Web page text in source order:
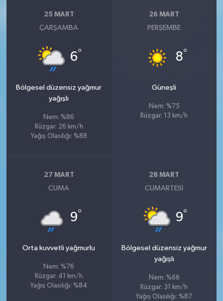
25 MART
ÇARŞAMBA
6°
Bölgesel düzensiz yağmur
yağışlı
Nem: %86
Rüzgar: 26 km/h
Yağış Olasılığı: %88
26 MART
PERŞEMBE
8°
Güneşli
Nem: %75
Rüzgar: 13 km/h
27 MART
CUMA
9°
Orta kuvvetli yağmurlu
Nem: %76
Rüzgar: 41 km/h
Yağış Olasılığı: %84
28 MART
CUMARTESI
9°
Bölgesel düzensiz yağmur
yağışlı
Nem: %66
Rüzgar: 31 km/h
Yağış Olasılığı: %87